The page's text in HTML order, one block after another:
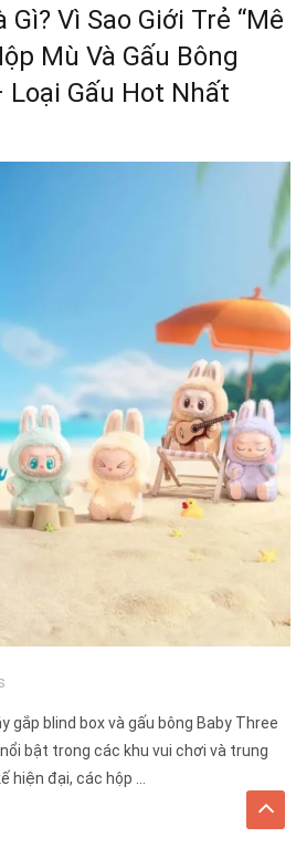
Gì? Vì Sao Giới Trẻ “Mê
Mù Và Gấu Bông
Loại Gấu Hot Nhất
gắp blind box và gấu bông Baby Three
bật trong các khu vui chơi và trung
hiện đại, các hộp ...